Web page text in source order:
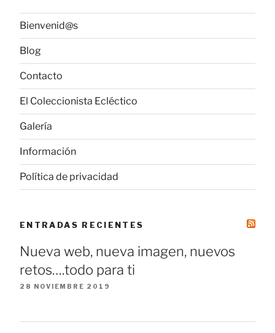
Bienvenid@s
Blog
Contacto
El Coleccionista Ecléctico
Galería
Información
Política de privacidad
ENTRADAS RECIENTES
Nueva web, nueva imagen, nuevos
retos….todo para ti
28 NOVIEMBRE 2019